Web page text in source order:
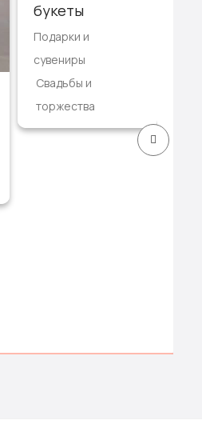
букеты
Подарки и
сувениры
Свадьбы и
торжества